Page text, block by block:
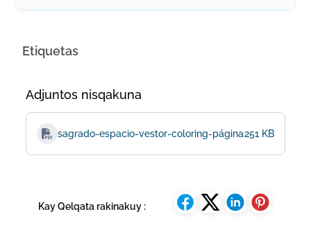
Etiquetas
Adjuntos nisqakuna
sagrado-espacio-vestor-coloring-páginas251 KB
Kay Qelqata rakinakuy :